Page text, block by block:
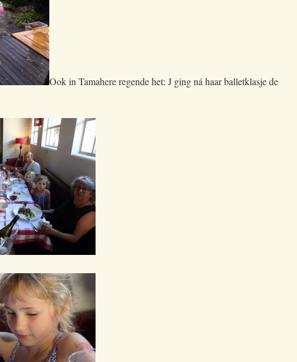
Ook in Tamahere regende het: J ging ná haar balletklasje de